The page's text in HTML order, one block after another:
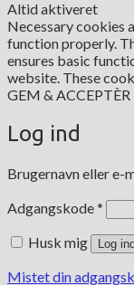
Altid aktiveret
Necessary cookies
function properly.
ensures basic
website. These
GEM & ACCEPTÈR
Log ind
Brugernavn eller e-
Adgangskode*
Husk mig Log ind
Mistet din